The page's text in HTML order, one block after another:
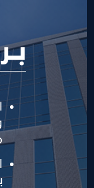
م2